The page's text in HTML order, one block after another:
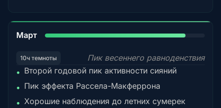
Март
10ч темноты
Пик весеннего равноденствия
• Второй годовой пик активности сияний
• Пик эффекта Рассела-Макферрона
• Хорошие наблюдения до летних сумерек